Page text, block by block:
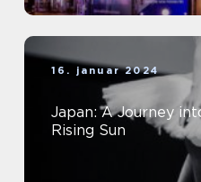
16. januar 2024
Japan: A Journey
Rising Sun